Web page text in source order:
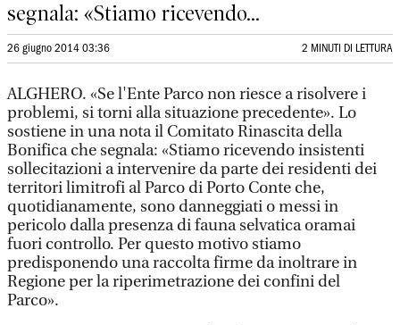
segnala: «Stiamo ricevendo...
26 giugno 2014 03:36 2 MINUTI DI LETTURA
ALGHERO. «Se l'Ente Parco non riesce a risolvere i
problemi, si torni alla situazione precedente». Lo
sostiene in una nota il Comitato Rinascita della
Bonifica che segnala: «Stiamo ricevendo insistenti
sollecitazioni a intervenire da parte dei residenti dei
territori limitrofi al Parco di Porto Conte che,
quotidianamente, sono danneggiati o messi in
pericolo dalla presenza di fauna selvatica oramai
fuori controllo. Per questo motivo stiamo
predisponendo una raccolta firme da inoltrare in
Regione per la riperimetrazione dei confini del
Parco».